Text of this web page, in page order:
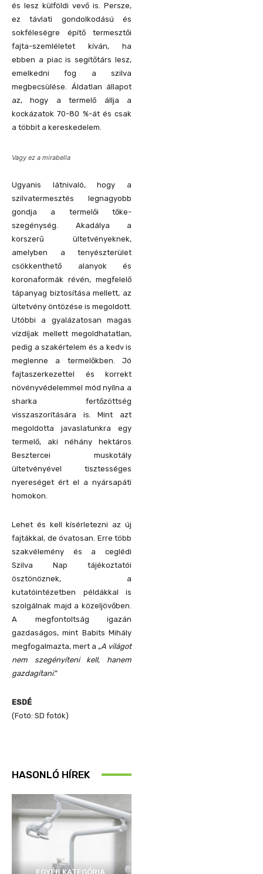
és lesz külföldi vevő is. Persze,
ez távlati gondolkodású és
sokféleségre építő termesztői
fajta-szemléletet kíván, ha
ebben a piac is segítőtárs lesz,
emelkedni fog a szilva
megbecsülése. Áldatlan állapot
az, hogy a termelő állja a
kockázatok 70-80 %-át és csak
a többit a kereskedelem.
Vagy ez a mirabella
Ugyanis látnivaló, hogy a
szilvatermesztés legnagyobb
gondja a termelői tőke-
szegénység. Akadálya a
korszerű ültetvényeknek,
amelyben a tenyészterület
csökkenthető alanyok és
koronaformák révén, megfelelő
tápanyag biztosítása mellett, az
ültetvény öntözése is megoldott.
Utóbbi a gyalázatosan magas
vízdíjak mellett megoldhatatlan,
pedig a szakértelem és a kedv is
meglenne a termelőkben. Jó
fajtaszerkezettel és korrekt
növényvédelemmel mód nyílna a
sharka fertőzöttség
visszaszorítására is. Mint azt
megoldotta javaslatunkra egy
termelő, aki néhány hektáros
Besztercei muskotály
ültetvényével tisztességes
nyereséget ért el a nyársapáti
homokon.
Lehet és kell kísérletezni az új
fajtákkal, de óvatosan. Erre több
szakvélemény és a ceglédi
Szilva Nap tájékoztatói
ösztönöznek, a
kutatóintézetben példákkal is
szolgálnak majd a közeljövőben.
A megfontoltság igazán
gazdaságos, mint Babits Mihály
megfogalmazta, mert a „A világot
nem szegényíteni kell, hanem
gazdagítani.”
ESDÉ
(Fotó: SD fotók)
HASONLÓ HÍREK
EGYÉB KATEGÓRIA